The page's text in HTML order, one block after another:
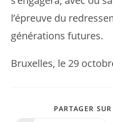
l’épreuve du
générations futures.
Bruxelles, le 29
PARTAGER